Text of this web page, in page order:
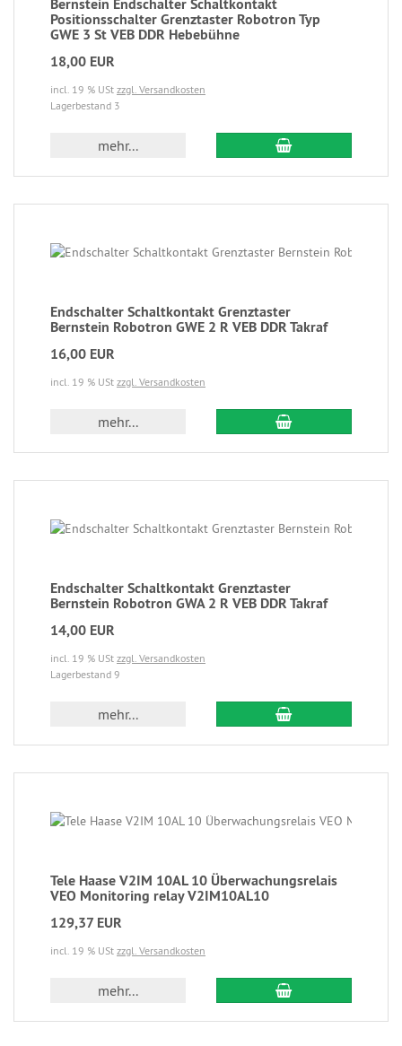
Bernstein Endschalter Schaltkontakt
Positionsschalter Grenztaster Robotron Typ
GWE 3 St VEB DDR Hebebühne
18,00 EUR
incl. 19 % USt zzgl. Versandkosten
Lagerbestand 3
mehr...
Endschalter Schaltkontakt Grenztaster
Bernstein Robotron GWE 2 R VEB DDR Takraf
16,00 EUR
incl. 19 % USt zzgl. Versandkosten
mehr...
Endschalter Schaltkontakt Grenztaster
Bernstein Robotron GWA 2 R VEB DDR Takraf
14,00 EUR
incl. 19 % USt zzgl. Versandkosten
Lagerbestand 9
mehr...
Tele Haase V2IM 10AL 10 Überwachungsrelais
VEO Monitoring relay V2IM10AL10
129,37 EUR
incl. 19 % USt zzgl. Versandkosten
mehr...